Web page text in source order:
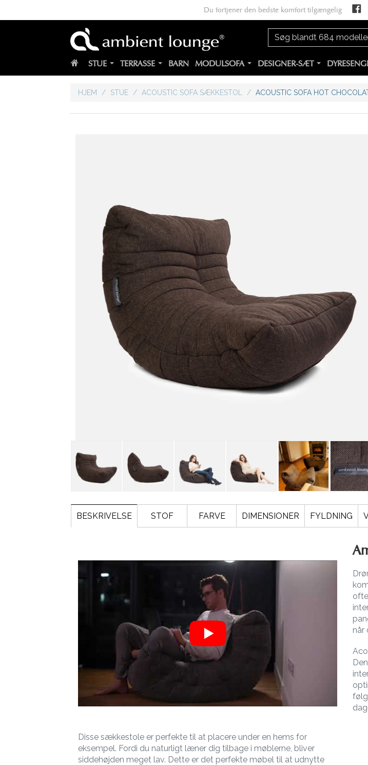
Du fortjener den bedste komfort tilgængelig
STUE TERRASSE BARN MODULSOFA DESIGNER-SÆT
HJEM / STUE / ACOUSTIC SOFA SÆKKESTOL / ACOUSTIC SOFA HOT
BESKRIVELSE STOF FARVE DIMENSIONER FYLDNING
når
Disse sækkestole er perfekte til at placere under en hems for
eksempel. Fordi du naturligt læner dig tilbage i møblerne, bliver
siddehøjden meget lav. Dette er det perfekte møbel til at udnytte